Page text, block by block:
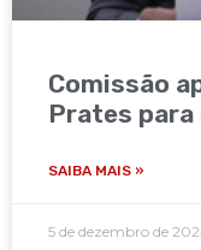
Comissão
Prates para
SAIBA MAIS »
5 de dezembro de